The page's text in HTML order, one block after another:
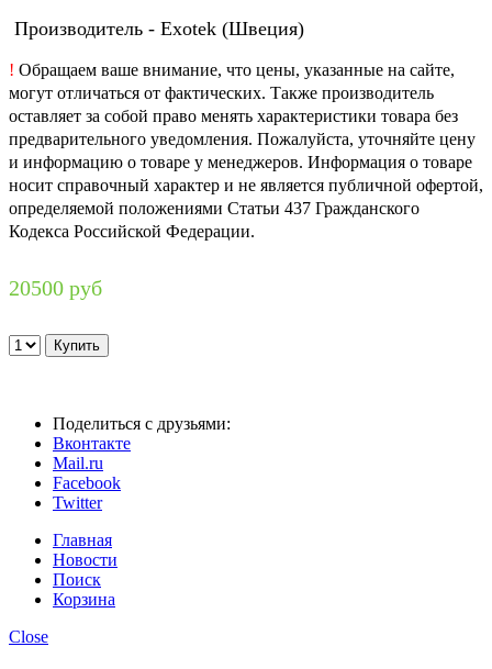
Производитель - Exotek (Швеция)
! Обращаем ваше внимание, что цены, указанные на сайте,
могут отличаться от фактических. Также производитель
оставляет за собой право менять характеристики товара без
предварительного уведомления. Пожалуйста, уточняйте цену
и информацию о товаре у менеджеров. Информация о товаре
носит справочный характер и не является публичной офертой,
определяемой положениями Статьи 437 Гражданского
Кодекса Российской Федерации.
20500 руб
Поделиться с друзьями:
Вконтакте
Mail.ru
Facebook
Twitter
Главная
Новости
Поиск
Корзина
Close